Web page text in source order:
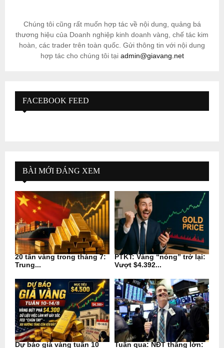
Chúng tôi cũng rất muốn hợp tác về nội dung, quảng bá
thương hiệu của Doanh nghiệp kinh doanh vàng, chế tác kim
hoàn, các trader trên toàn quốc. Gửi thông tin với nội dung
hợp tác cho chúng tôi tại admin@giavang.net
FACEBOOK FEED
BÀI MỚI ĐÁNG XEM
20 tấn vàng trong tháng 7:
Trung...
PTKT: Vàng “nóng” trở lại:
Vượt $4.392...
Dự báo giá vàng tuần 10 Tuần qua: NĐT thắng lớn: